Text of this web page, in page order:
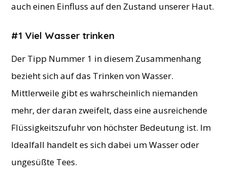
auch einen Einfluss auf den Zustand unserer Haut.
#1 Viel Wasser trinken
Der Tipp Nummer 1 in diesem Zusammenhang
bezieht sich auf das Trinken von Wasser.
Mittlerweile gibt es wahrscheinlich niemanden
mehr, der daran zweifelt, dass eine ausreichende
Flüssigkeitszufuhr von höchster Bedeutung ist. Im
Idealfall handelt es sich dabei um Wasser oder
ungesüßte Tees.